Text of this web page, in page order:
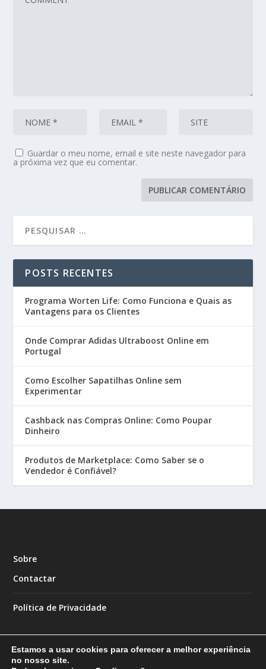
Guardar o meu nome, email e site neste navegador para
a próxima vez que eu comentar.
POSTS RECENTES
Programa Worten Life: Como Funciona e Quais as
Vantagens para os Clientes
Onde Comprar Adidas Ultraboost Online em
Portugal
Como Escolher Sapatilhas Online sem
Experimentar
Cashback nas Compras Online: Como Poupar
Dinheiro
Produtos de Marketplace: Como Saber se o
Vendedor é Confiável?
Sobre
Contactar
Política de Privacidade
Estamos a usar cookies para oferecer a melhor experiência
no nosso site.